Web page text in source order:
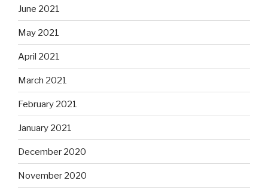
June 2021
May 2021
April 2021
March 2021
February 2021
January 2021
December 2020
November 2020